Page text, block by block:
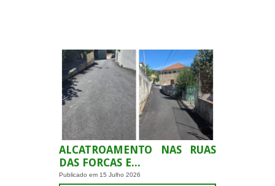
ALCATROAMENTO NAS RUAS
DAS FORCAS E...
Publicado em 15 Julho 2026